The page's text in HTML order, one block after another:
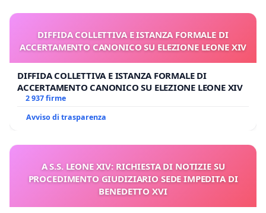
DIFFIDA COLLETTIVA E ISTANZA FORMALE DI
ACCERTAMENTO CANONICO SU ELEZIONE LEONE XIV
DIFFIDA COLLETTIVA E ISTANZA FORMALE DI
ACCERTAMENTO CANONICO SU ELEZIONE LEONE XIV
2 937 firme
Avviso di trasparenza
A S.S. LEONE XIV: RICHIESTA DI NOTIZIE SU
PROCEDIMENTO GIUDIZIARIO SEDE IMPEDITA DI
BENEDETTO XVI